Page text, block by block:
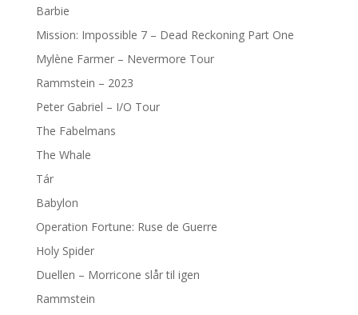
Barbie
Mission: Impossible 7 – Dead Reckoning Part One
Mylène Farmer – Nevermore Tour
Rammstein – 2023
Peter Gabriel – I/O Tour
The Fabelmans
The Whale
Tár
Babylon
Operation Fortune: Ruse de Guerre
Holy Spider
Duellen – Morricone slår til igen
Rammstein